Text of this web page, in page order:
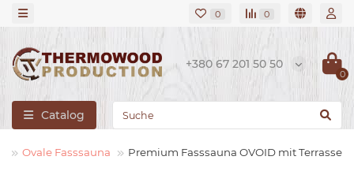
0 0
+380 67 201 50 50
0
Catalog
Ovale Fasssauna Premium Fasssauna OVOID mit Terrasse